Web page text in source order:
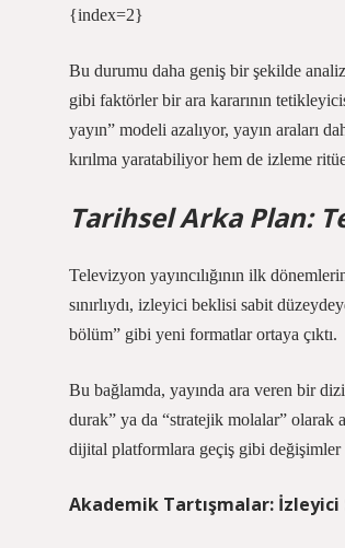
{index=2}
Bu durumu daha geniş bir şekilde
gibi faktörler bir ara kararının
yayın” modeli azalıyor, yayın araları
kırılma yaratabiliyor hem de izleme
Tarihsel Arka Plan:
Televizyon yayıncılığının ilk
sınırlıydı, izleyici beklisi sabit
bölüm” gibi yeni formatlar ortaya çıktı.
Bu bağlamda, yayında ara veren bir
durak” ya da “stratejik molalar” olarak
dijital platformlara geçiş gibi değişimler
Akademik Tartışmalar: İzleyici